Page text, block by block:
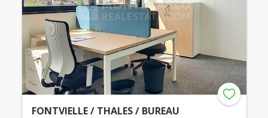
FONTVIELLE / THALES / BUREAU